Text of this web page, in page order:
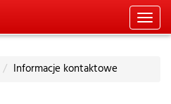
Informacje kontaktowe